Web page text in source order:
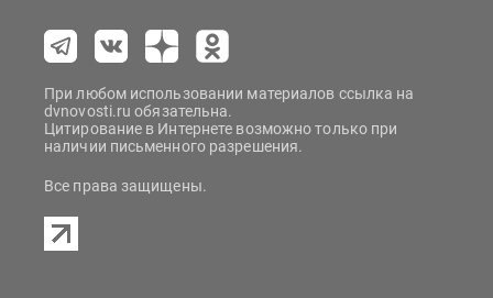
При любом использовании материалов ссылка на
dvnovosti.ru обязательна.
Цитирование в Интернете возможно только при
наличии письменного разрешения.
Все права защищены.